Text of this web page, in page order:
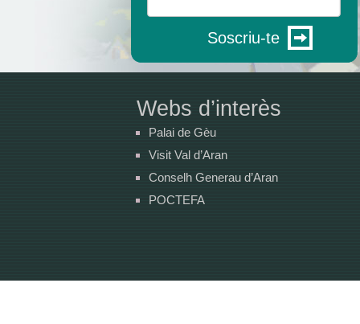
Soscriu-te
Webs d’interès
Palai de Gèu
Visit Val d’Aran
Conselh Generau d’Aran
POCTEFA